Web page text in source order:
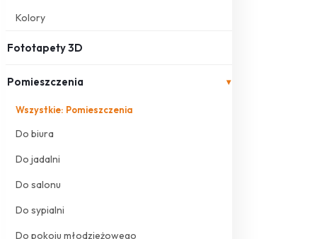
Kolory
Fototapety 3D
Pomieszczenia ▾
Wszystkie: Pomieszczenia
Do biura
Do jadalni
Do salonu
Do sypialni
Do pokoju młodzieżowego